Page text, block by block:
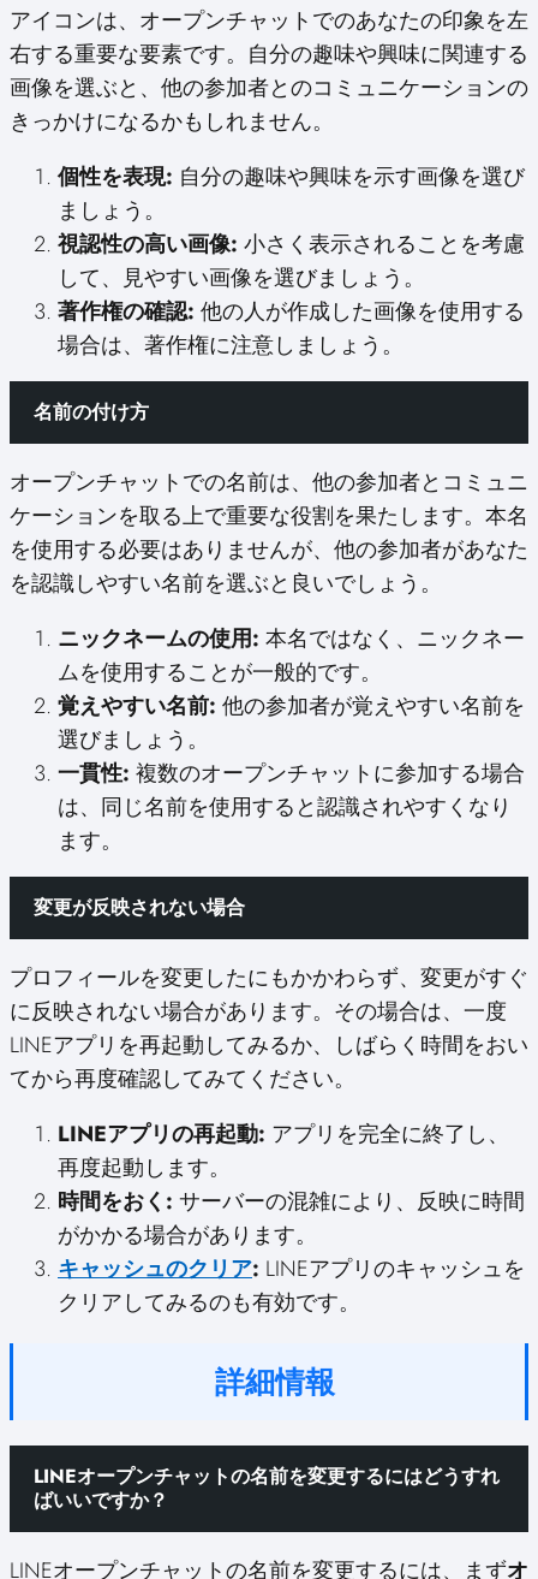
アイコンは、オープンチャットでのあなたの印象を左
右する重要な要素です。自分の趣味や興味に関連する
画像を選ぶと、他の参加者とのコミュニケーションの
きっかけになるかもしれません。
個性を表現: 自分の趣味や興味を示す画像を選び
ましょう。
視認性の高い画像: 小さく表示されることを考慮
して、見やすい画像を選びましょう。
著作権の確認: 他の人が作成した画像を使用する
場合は、著作権に注意しましょう。
名前の付け方
オープンチャットでの名前は、他の参加者とコミュニ
ケーションを取る上で重要な役割を果たします。本名
を使用する必要はありませんが、他の参加者があなた
を認識しやすい名前を選ぶと良いでしょう。
ニックネームの使用: 本名ではなく、ニックネー
ムを使用することが一般的です。
覚えやすい名前: 他の参加者が覚えやすい名前を
選びましょう。
一貫性: 複数のオープンチャットに参加する場合
は、同じ名前を使用すると認識されやすくなり
ます。
変更が反映されない場合
プロフィールを変更したにもかかわらず、変更がすぐ
に反映されない場合があります。その場合は、一度
LINEアプリを再起動してみるか、しばらく時間をおい
てから再度確認してみてください。
LINEアプリの再起動: アプリを完全に終了し、
再度起動します。
時間をおく: サーバーの混雑により、反映に時間
がかかる場合があります。
キャッシュのクリア: LINEアプリのキャッシュを
クリアしてみるのも有効です。
詳細情報
LINEオープンチャットの名前を変更するにはどうすれ
ばいいですか？
LINEオープンチャットの名前を変更するには、まずオ